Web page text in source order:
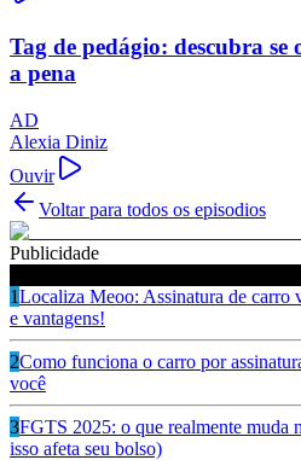
Tag de pedágio: descubra se
a pena
AD
Alexia Diniz
Ouvir
Voltar para todos os episodios
Publicidade
1Localiza Meoo: Assinatura de carro
e vantagens!
2Como funciona o carro por
você
3FGTS 2025: o que realmente muda
isso afeta seu bolso)